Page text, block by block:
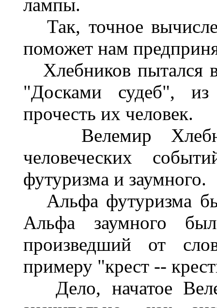
лампы.
Так, точное
поможет нам
Хлебников пытался
"Досками судеб",
прочесть их человек.
Велемир
человеческих
футуризма и заумного.
Альфа футуризма
Альфа заумного
произведший от
примеру "крест --
Дело, начатое